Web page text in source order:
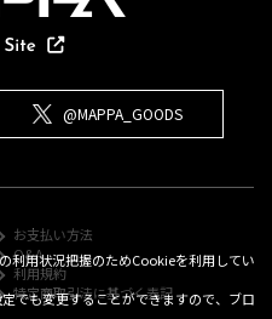
@MAPPA_GOODS
お支払い方法
Q&A
利用規約
特定商取引法に基づく表記
利用状況把握のためCookieを利用してい
でも変更することができますので、ブロ